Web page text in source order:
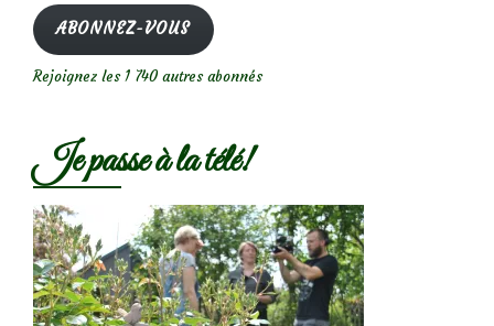
mail
ABONNEZ-VOUS
Rejoignez les 1 740 autres abonnés
Je passe à la télé!